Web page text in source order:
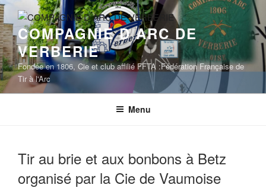
Aller
au
contenu
principal
COMPAGNIE D ARC DE
VERBERIE
Fondée en 1806, Cie et club affilié FFTA :Fédération Française de
Tir à l'Arc
Menu
Tir au brie et aux bonbons à Betz
organisé par la Cie de Vaumoise